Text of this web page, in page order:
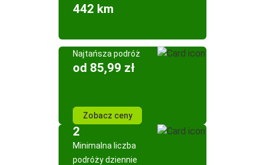
442 km
Najtańsza podróż
od 85,99 zł
Zobacz ceny
2
Minimalna liczba
podróży dziennie